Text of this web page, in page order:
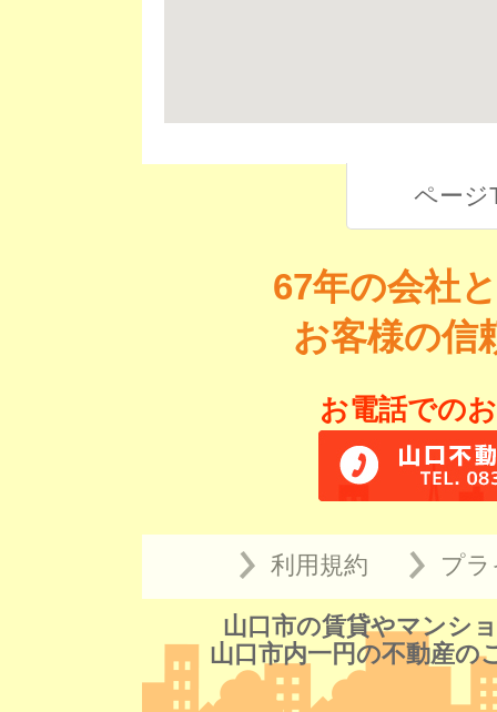
ページ
67年の会社
お客様の信
お電話での
利用規約 プ
山口市の賃貸やマンシ
山口市内一円の不動産の